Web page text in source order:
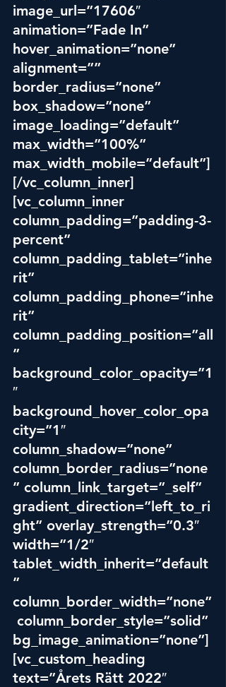
image_url=”17606″
animation=”Fade In”
hover_animation=”none”
alignment=””
border_radius=”none”
box_shadow=”none”
image_loading=”default”
max_width=”100%”
max_width_mobile=”default”]
[/vc_column_inner]
[vc_column_inner
column_padding=”padding-3-
percent”
column_padding_tablet=”inhe
rit”
column_padding_phone=”inhe
rit”
column_padding_position=”all
”
background_color_opacity=”1
″
background_hover_color_opa
city=”1″
column_shadow=”none”
column_border_radius=”none
” column_link_target=”_self”
gradient_direction=”left_to_ri
ght” overlay_strength=”0.3″
width=”1/2″
tablet_width_inherit=”default
”
column_border_width=”none”
column_border_style=”solid”
bg_image_animation=”none”]
[vc_custom_heading
text=”Årets Rätt 2022″